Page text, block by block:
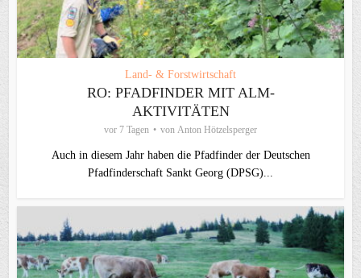
Land- & Forstwirtschaft
RO: PFADFINDER MIT ALM-
AKTIVITÄTEN
vor 7 Tagen von Anton Hötzelsperger
Auch in diesem Jahr haben die Pfadfinder der Deutschen
Pfadfinderschaft Sankt Georg (DPSG)...